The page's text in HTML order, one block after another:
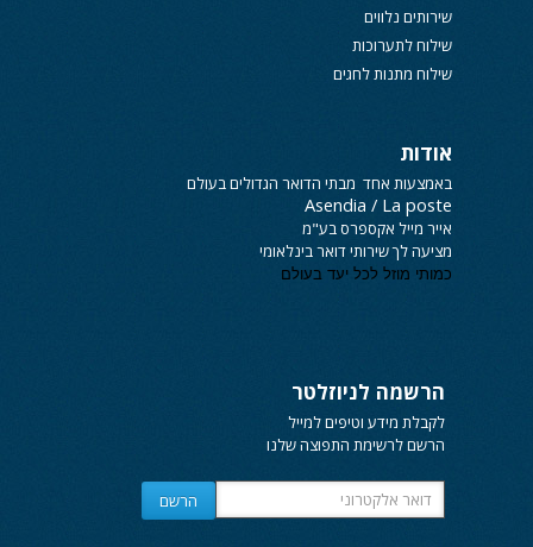
שירותים נלווים
שילוח לתערוכות
שילוח מתנות לחגים
אודות
באמצעות אחד מבתי הדואר הגדולים בעולם
Asendia / La poste
אייר מייל אקספרסבע"מ
מציעה לך שירותידואר בינלאומי
כמותי מוזל לכל יעד בעולם
הרשמה לניוזלטר
לקבלת מידע וטיפים למייל
הרשם לרשימת התפוצה שלנו